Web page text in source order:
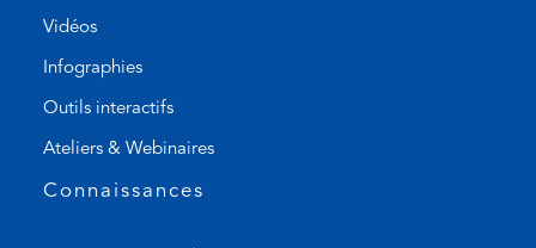
Vidéos
Infographies
Outils interactifs
Ateliers & Webinaires
Connaissances